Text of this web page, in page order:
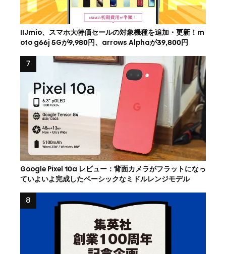
IIJmio、スマホ大特価セールの対象機種を追加・更新！m
oto g66j 5Gが9,980円、arrows Alphaが39,800円
Google Pixel 10a レビュー：背面カメラがフラットになっ
ていよいよ完成したベーシックなミドルレンジモデル